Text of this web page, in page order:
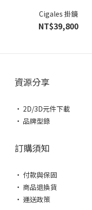
Cigales 掛鏡
NT$39,800
資源分享
• 2D/3D元件下載
• 品牌型錄
訂購須知
• 付款與保固
• 商品退換貨
• 運送政策